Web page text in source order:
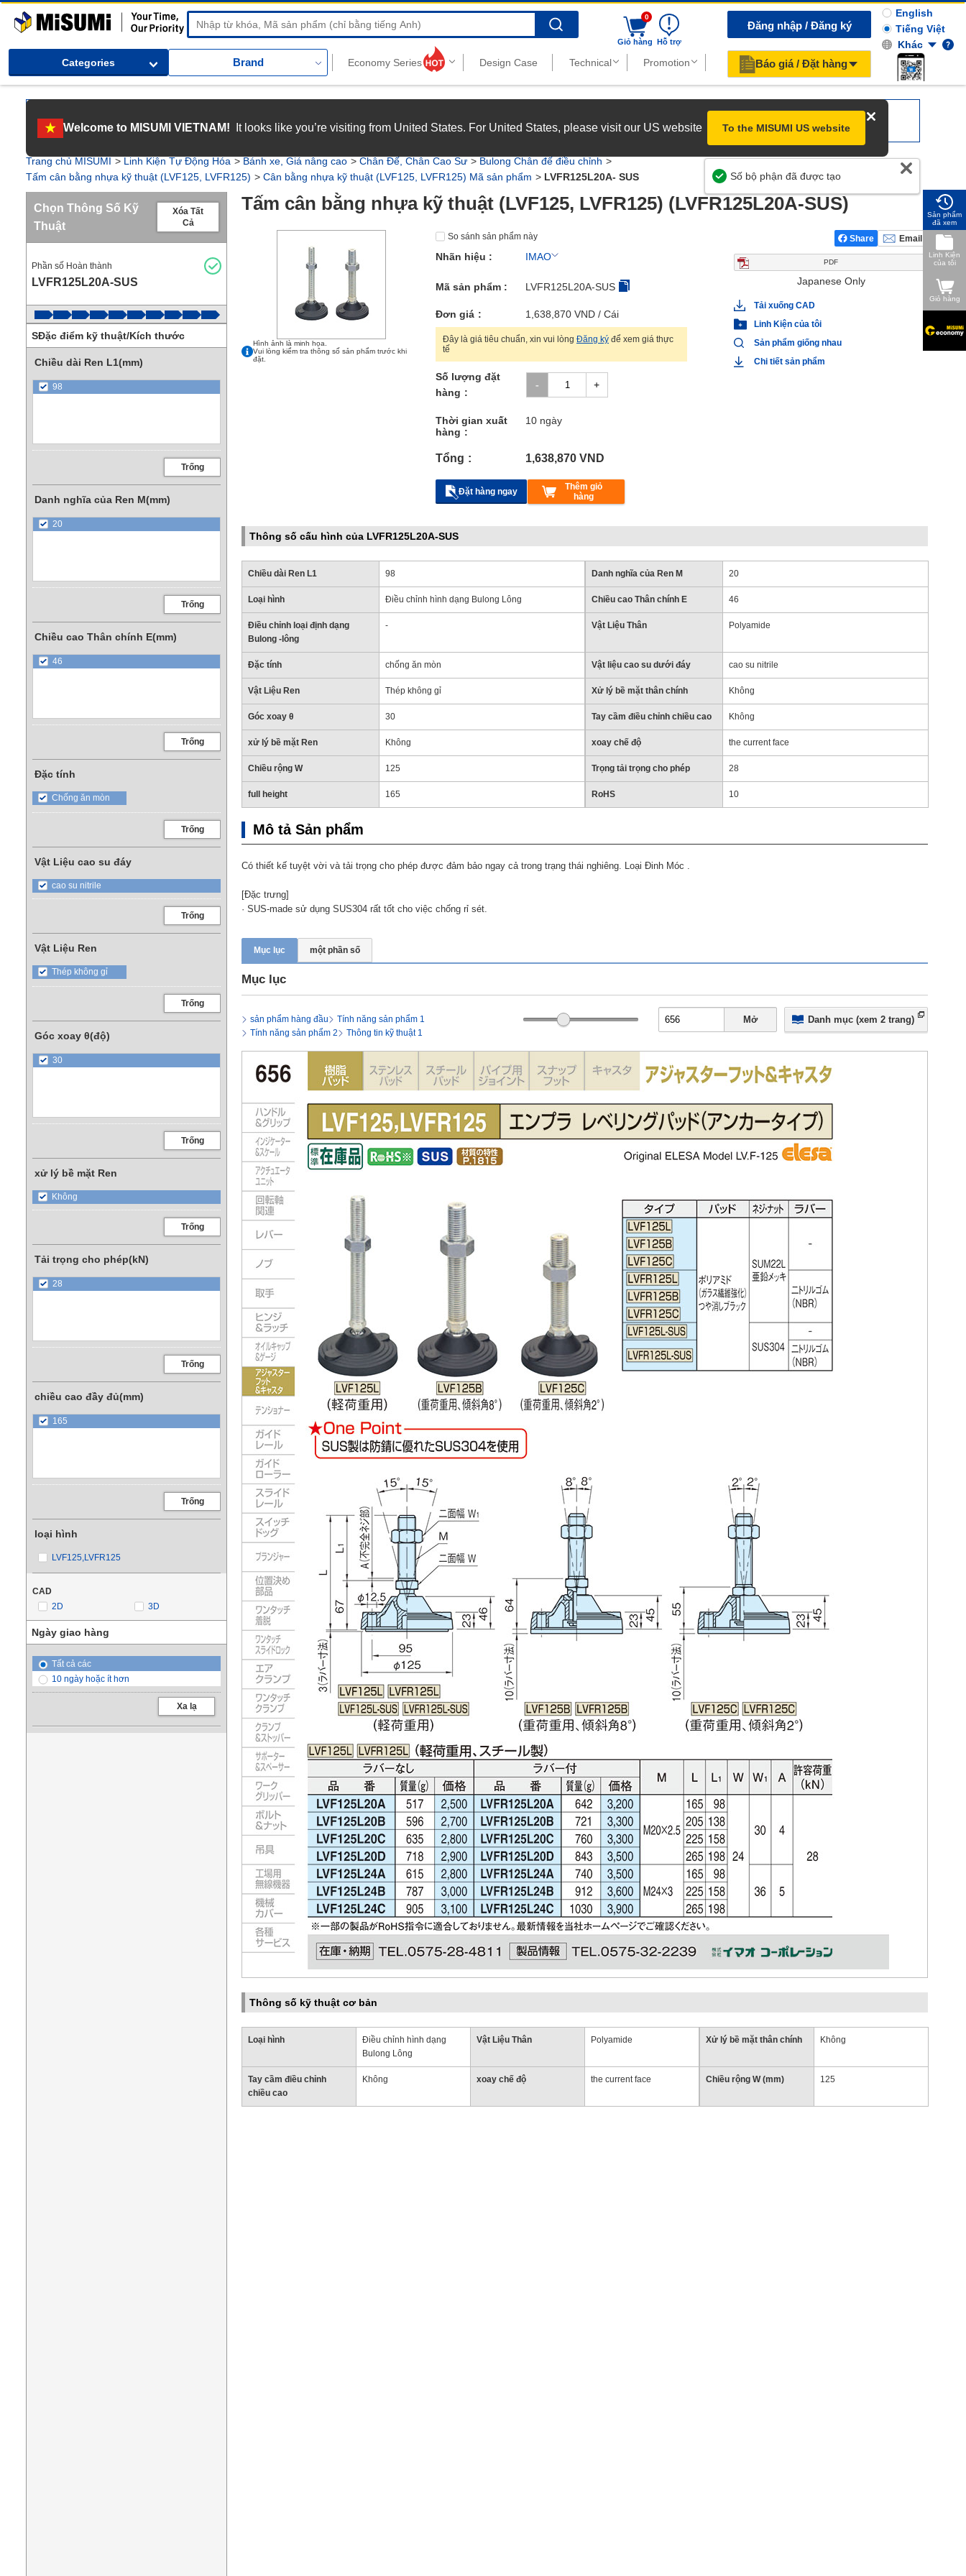
MiSUMi
Search
0
Giỏ hàng Hỗ trợ
Categories Brand
Đăng nhập / Đăng ký
Báo giá / Đặt hàng
English
Tiếng Việt
Khác
Welcome to MISUMI VIETNAM! It looks like you’re visiting from United States. For United States, please visit our US website To the MISUMI US website
[Recruitment] We're hiring! Grab your ultimate career opportunity & enjoy top-tier benefits at MISUMI Vietnam.See more
Trang chủ MISUMI Linh Kiện Tự Động Hóa Bánh xe, Giá nâng cao Chân Đế, Chân Cao Sư
Bulong Chân đế điều chỉnh
Tấm cân bằng nhựa kỹ thuật (LVF125, LVFR125)
Cân bằng nhựa kỹ thuật (LVF125, LVFR125) Mã sản phẩm LVFR125L20A- SUS
Giúp Chúng Tôi Cải Thiện
Chọn Thông Số Kỹ
Thuật
Xóa Tất
Cả
Phần số Hoàn thành
LVFR125L20A-SUS
SĐặc điểm kỹ thuật/Kích thước
Chiều dài Ren L1(mm)
98
Trống
Danh nghĩa của Ren M(mm)
20
Trống
Chiều cao Thân chính E(mm)
46
Trống
Đặc tính
Chống ăn mòn
Trống
Vật Liệu cao su đáy
cao su nitrile
Trống
Vật Liệu Ren
Thép không gỉ
Trống
Góc xoay θ(độ)
30
Trống
xử lý bề mặt Ren
Không
Trống
Tải trọng cho phép(kN)
28
Trống
chiều cao đầy đủ(mm)
165
Trống
loại hình
LVF125,LVFR125
CAD
2D
3D
Ngày giao hàng
Tất cả các
10 ngày hoặc ít hơn
Xa lạ
Tấm cân bằng nhựa kỹ thuật (LVF125, LVFR125) (LVFR125L20A-SUS)
Hình ảnh là minh họa.
Vui lòng kiểm tra thông số sản phẩm trước khi
đặt.
So sánh sản phẩm này
Nhãn hiệu : IMAO
Mã sản phẩm : LVFR125L20A-SUS
Đơn giá 1,638,870 VND / Cái
Đây là giá tiêu chuẩn, xin vui lòng Đăng ký để xem giá thực
tế
Số lượng đặt
hàng
Thời gian xuất
hàng
10 ngày
Tổng 1,638,870 VND
Đặt hàng ngay
Thêm giỏ
hàng
Share Email
PDF
Japanese Only
Tải xuống CAD
Linh Kiện của tôi
Sản phẩm giống nhau
Chi tiết sản phẩm
Thông số cấu hình của LVFR125L20A-SUS
Chiều dài Ren L1 98 Danh nghĩa của Ren M 20
Loại hình Điều chỉnh hình dạng Bulong Lông Chiều cao Thân chính E 46
Điều chỉnh loại định dạng
Bulong -lông
- Vật Liệu Thân Polyamide
Đặc tính chống ăn mòn Vật liệu cao su dưới đáy cao su nitrile
Vật Liệu Ren Thép không gỉ Xử lý bề mặt thân chính Không
Góc xoay θ 30 Tay cầm điều chỉnh chiều cao Không
xử lý bề mặt Ren Không xoay chế độ the current face
Chiều rộng W 125 Trọng tải trọng cho phép 28
full height 165 RoHS 10
Mô tả Sản phẩm
Có thiết kế tuyệt vời và tải trọng cho phép được đảm bảo ngay cả trong trạng thái nghiêng. Loại Đinh Móc .
[Đặc trưng]
· SUS-made sử dụng SUS304 rất tốt cho việc chống rỉ sét.
Mục lục một phần số
Mục lục
sản phẩm hàng đầu
Tính năng sản phẩm 1
Tính năng sản phẩm 2
Thông tin kỹ thuật 1
Mở Danh mục (xem 2 trang)
Thông số kỹ thuật cơ bản
Loại hình
Điều chỉnh hình dạng
Bulong Lông
Vật Liệu Thân Polyamide Xử lý bề mặt thân chính Không
Tay cầm điều chỉnh
chiều cao
Không xoay chế độ the current face Chiều rộng W (mm) 125
Sản phẩm
đã xem
Linh Kiện
của tôi
Giỏ hàng
Số bộ phận đã được tạo